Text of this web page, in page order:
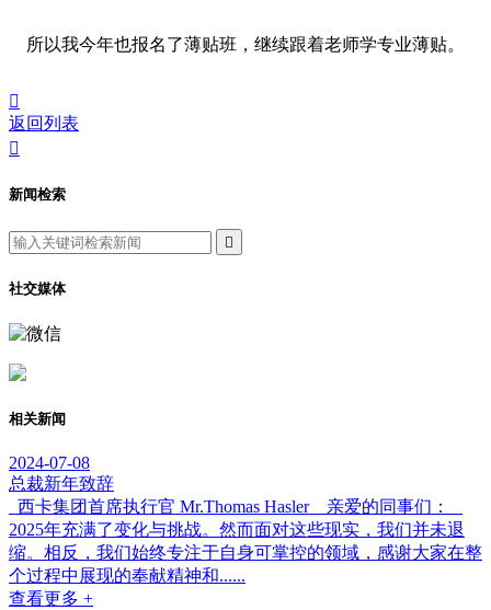
所以我今年也报名了薄贴班，继续跟着老师学专业薄贴。

返回列表

新闻检索

社交媒体
相关新闻
2024-07-08
总裁新年致辞
西卡集团首席执行官 Mr.Thomas Hasler 亲爱的同事们：
2025年充满了变化与挑战。然而面对这些现实，我们并未退
缩。相反，我们始终专注于自身可掌控的领域，感谢大家在整
个过程中展现的奉献精神和......
查看更多 +